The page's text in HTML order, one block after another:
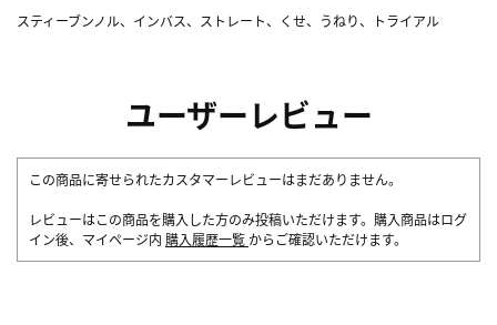
スティーブンノル、インバス、ストレート、くせ、うねり、トライアル
ユーザーレビュー
この商品に寄せられたカスタマーレビューはまだありません。
レビューはこの商品を購入した方のみ投稿いただけます。購入商品はログ
イン後、マイページ内 購入履歴一覧 からご確認いただけます。